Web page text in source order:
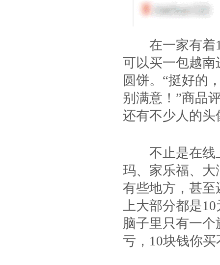
在一家有着
可以买一包越南
圆饼。“挺好的
别满意！”商品
还有不少人的头
不止是在线上
玛、家乐福、大
有些地方，甚至
上大部分都是
脑子里只有一
亏，10块钱你